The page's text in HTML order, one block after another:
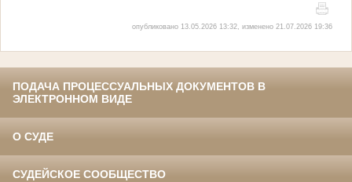
опубликовано 13.05.2026 13:32, изменено 21.07.2026 19:36
ПОДАЧА ПРОЦЕССУАЛЬНЫХ ДОКУМЕНТОВ В
ЭЛЕКТРОННОМ ВИДЕ
О СУДЕ
СУДЕЙСКОЕ СООБЩЕСТВО